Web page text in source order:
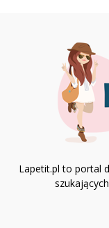
Lapetit.pl to portal